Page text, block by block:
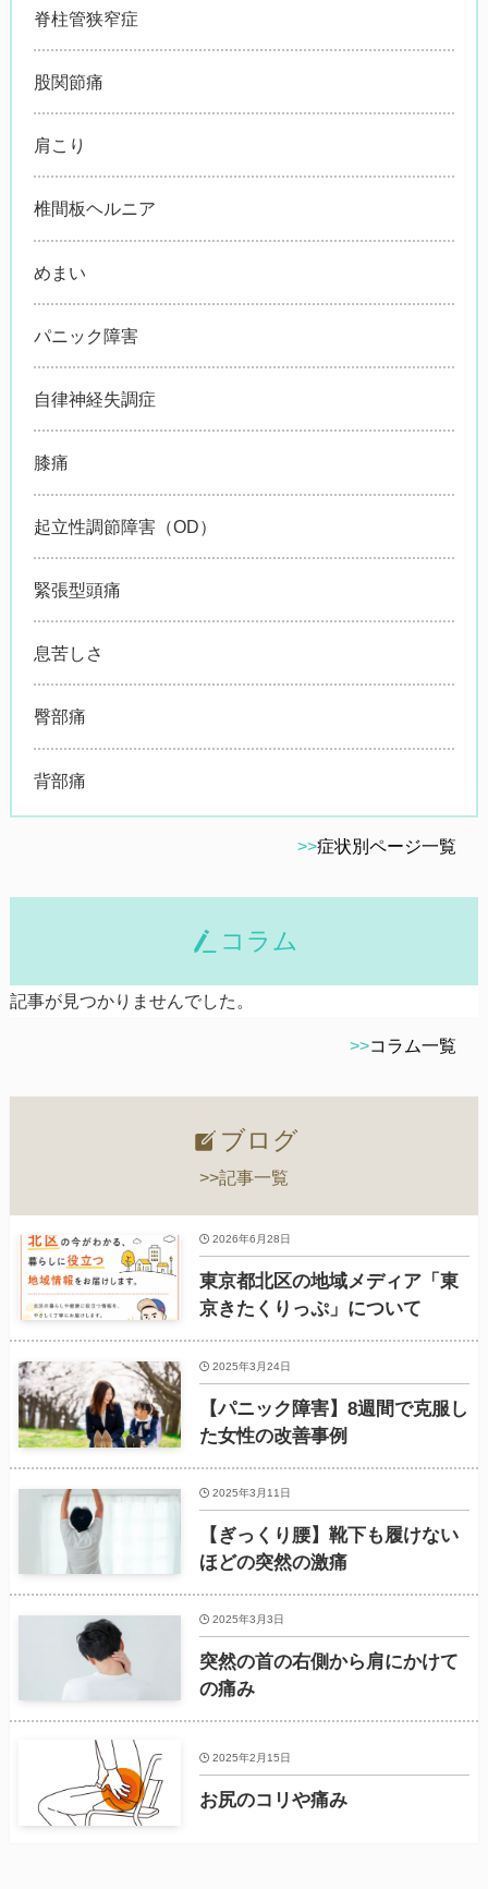
脊柱管狭窄症
股関節痛
肩こり
椎間板ヘルニア
めまい
パニック障害
自律神経失調症
膝痛
起立性調節障害（OD）
緊張型頭痛
息苦しさ
臀部痛
背部痛
>>症状別ページ一覧
コラム
記事が見つかりませんでした。
>>コラム一覧
ブログ
>>記事一覧
東京都北区の地域メディア「東
京きたくりっぷ」について
2026年6月28日
【パニック障害】8週間で克服し
た女性の改善事例
2025年3月24日
【ぎっくり腰】靴下も履けない
ほどの突然の激痛
2025年3月11日
突然の首の右側から肩にかけて
の痛み
2025年3月3日
お尻のコリや痛み
2025年2月15日